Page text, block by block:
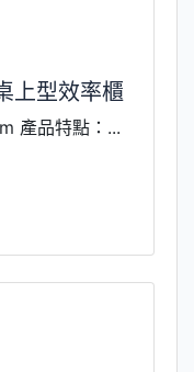
上型效率櫃
產品特點：...